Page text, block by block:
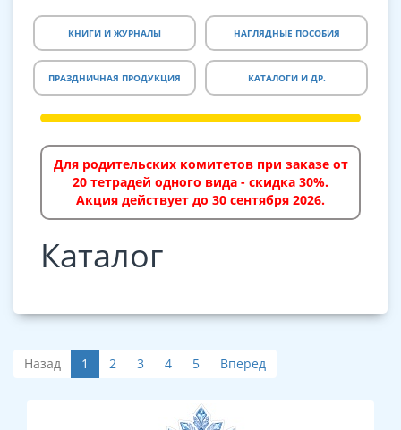
КНИГИ И ЖУРНАЛЫ НАГЛЯДНЫЕ ПОСОБИЯ
ПРАЗДНИЧНАЯ ПРОДУКЦИЯ КАТАЛОГИ И ДР.
Для родительских комитетов при заказе от
20 тетрадей одного вида - скидка 30%.
Акция действует до 30 сентября 2026.
Каталог
Назад 1 2 3 4 5 Вперед